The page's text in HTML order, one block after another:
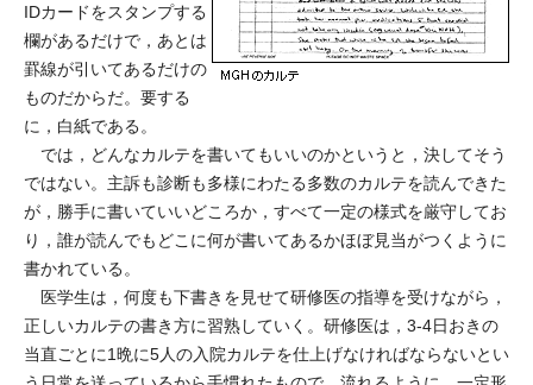
IDカードをスタンプする
欄があるだけで，あとは
罫線が引いてあるだけの
ものだからだ。要する
に，白紙である。
では，どんなカルテを書いてもいいのかというと，決してそう
ではない。主訴も診断も多様にわたる多数のカルテを読んできた
が，勝手に書いていいどころか，すべて一定の様式を厳守してお
り，誰が読んでもどこに何が書いてあるかほぼ見当がつくように
書かれている。
医学生は，何度も下書きを見せて研修医の指導を受けながら，
正しいカルテの書き方に習熟していく。研修医は，3-4日おきの
当直ごとに1晩に5人の入院カルテを仕上げなければならないとい